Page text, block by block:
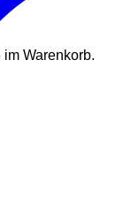
Warenkorb.